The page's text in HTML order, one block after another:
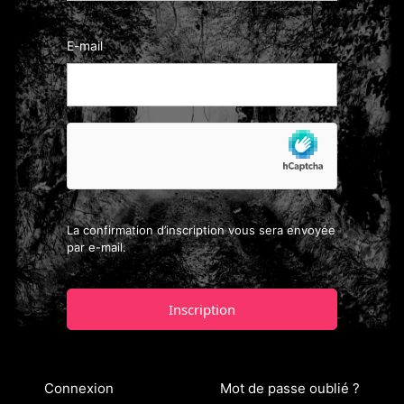
E-mail
La confirmation d’inscription vous sera envoyée
par e-mail.
Connexion Mot de passe oublié ?